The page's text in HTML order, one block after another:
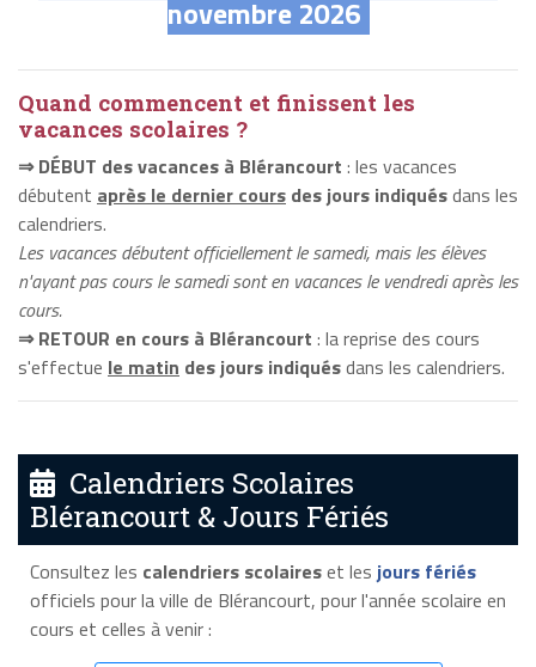
novembre 2026
Quand commencent et finissent les
vacances scolaires ?
⇒ DÉBUT des vacances à Blérancourt : les vacances
débutent après le dernier cours des jours indiquésdans les
calendriers.
Les vacances débutent officiellement le samedi, mais les élèves
n'ayant pas cours le samedi sont en vacances le vendredi après les
cours.
⇒ RETOUR en cours à Blérancourt : la reprise des cours
s'effectue le matin des jours indiquésdans les calendriers.
Calendriers Scolaires
Blérancourt & Jours Fériés
Consultez les calendriers scolaireset les jours fériés
officiels pour la ville de Blérancourt, pour l'année scolaire en
cours et celles à venir :